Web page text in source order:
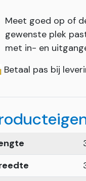
Meet goed op of
gewenste plek
met in- en
Betaal pas bij